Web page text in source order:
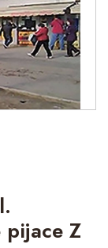
pijace Z